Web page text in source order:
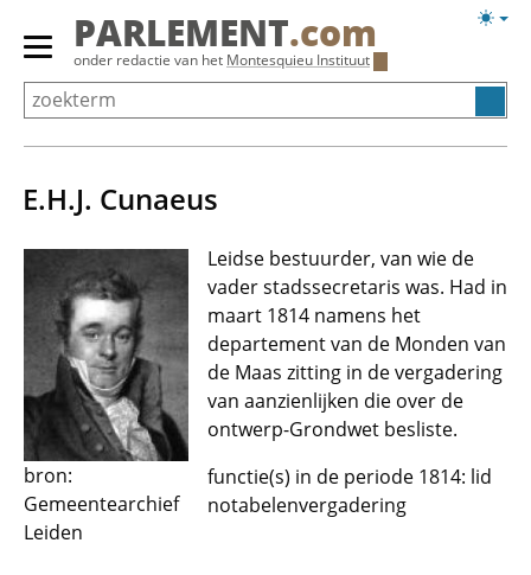
Overslaan
Primair
menu
tonen/verbergen
PARLEMENT.com
onder redactie van het Montesquieu Instituut
E.H.J. Cunaeus
bron:
Gemeentearchief
Leiden
Leidse bestuurder, van wie de
vader stadssecretaris was. Had in
maart 1814 namens het
departement van de Monden van
de Maas zitting in de vergadering
van aanzienlijken die over de
ontwerp-Grondwet besliste.
functie(s) in de periode 1814: lid
notabelenvergadering